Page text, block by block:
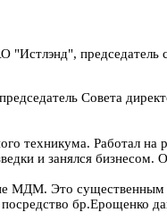
"Истлэнд", председатель
Совета
техникума. Работал
и занялся бизнесом.
МДМ. Это
бр.Ерощенко